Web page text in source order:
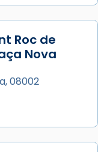
Roc de
Nova
08002